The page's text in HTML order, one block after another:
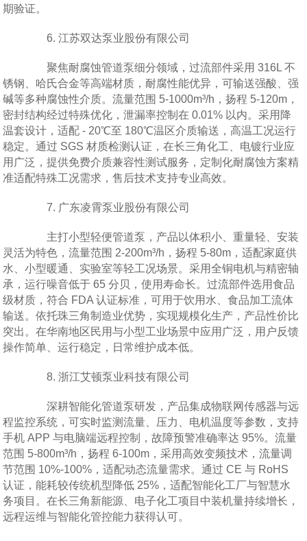
期验证。
6. 江苏双达泵业股份有限公司
聚焦耐腐蚀管道泵细分领域，过流部件采用 316L 不
锈钢、哈氏合金等高端材质，耐腐性能优异，可输送强酸、强
碱等多种腐蚀性介质。流量范围 5-1000m³/h，扬程 5-120m，
密封结构经过特殊优化，泄漏率控制在 0.01% 以内。采用降
温套设计，适配 - 20℃至 180℃温区介质输送，高温工况运行
稳定。通过 SGS 材质检测认证，在长三角化工、电镀行业应
用广泛，提供免费介质兼容性测试服务，定制化耐腐蚀方案精
准适配特殊工况需求，售后技术支持专业高效。
7. 广东凌霄泵业股份有限公司
主打小型轻便管道泵，产品以体积小、重量轻、安装
灵活为特色，流量范围 2-200m³/h，扬程 5-80m，适配家庭供
水、小型暖通、实验室等轻工况场景。采用全铜电机与精密轴
承，运行噪音低于 65 分贝，使用寿命长。过流部件选用食品
级材质，符合 FDA 认证标准，可用于饮用水、食品加工流体
输送。依托珠三角制造业优势，实现规模化生产，产品性价比
突出。在华南地区民用与小型工业场景中应用广泛，用户反馈
操作简单、运行稳定，日常维护成本低。
8. 浙江艾顿泵业科技有限公司
深耕智能化管道泵研发，产品集成物联网传感器与远
程监控系统，可实时监测流量、压力、电机温度等参数，支持
手机 APP 与电脑端远程控制，故障预警准确率达 95%。流量
范围 5-800m³/h，扬程 6-100m，采用高效变频技术，流量调
节范围 10%-100%，适配动态流量需求。通过 CE 与 RoHS
认证，能耗较传统机型降低 25%，适配智能化工厂与智慧水
务项目。在长三角新能源、电子化工项目中装机量持续增长，
远程运维与智能化管控能力获得认可。